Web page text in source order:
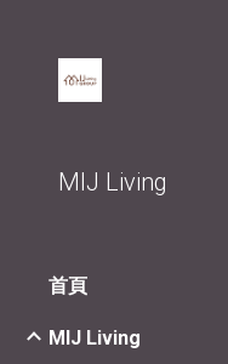
MIJ Living
首頁
MIJ Living